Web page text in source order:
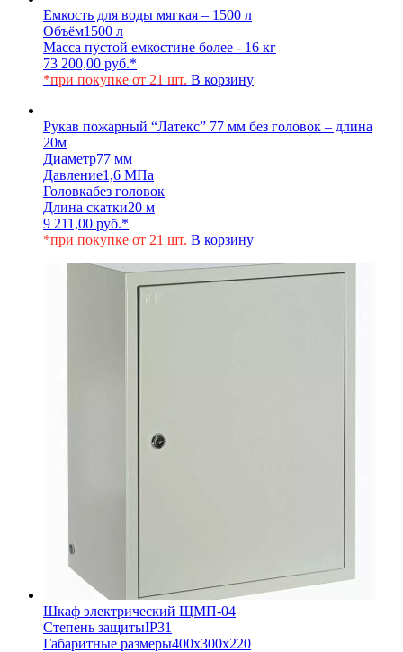
Емкость для воды мягкая – 1500 л
Объём1500 л
Масса пустой емкостине более - 16 кг
73 200,00 руб.*
*при покупке от 21 шт. В корзину
Рукав пожарный “Латекс” 77 мм без головок – длина
20м
Диаметр77 мм
Давление1,6 МПа
Головкабез головок
Длина скатки20 м
9 211,00 руб.*
*при покупке от 21 шт. В корзину
Шкаф электрический ЩМП-04
Степень защитыIP31
Габаритные размеры400х300х220